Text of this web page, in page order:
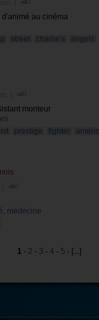
au cinéma
street charlie's angels
monteur
prestige fighter
médecine
1 - 2 - 3 - 4 - 5 - [...]